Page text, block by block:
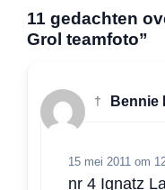
t
s
p
p
c
e
b
k
n
k
e
n
t
t
i
11 gedachten
Grol teamfoto”
† Bennie
15 mei 2011 om
nr 4 Ignatz